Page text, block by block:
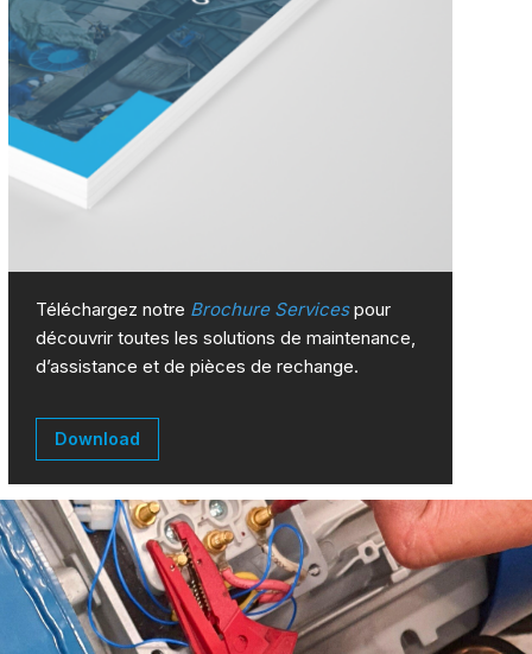
Téléchargez notre Brochure Servicespour
découvrir toutes les solutions de maintenance,
d’assistance et de pièces de rechange.
Download